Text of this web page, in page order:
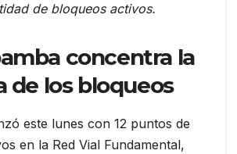
de bloqueos activos.
concentra la
de los bloqueos
este lunes con 12 puntos de
en la Red Vial Fundamental,